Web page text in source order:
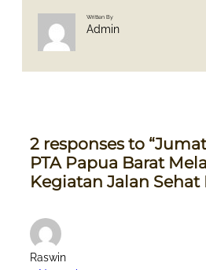
Written By
Admin
2 responses to
PTA Papua Barat
Kegiatan Jalan Sehat
Raswin